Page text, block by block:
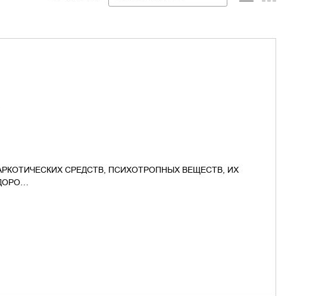
СРЕДСТВ, ПСИХОТРОПНЫХ ВЕЩЕСТВ, ИХ